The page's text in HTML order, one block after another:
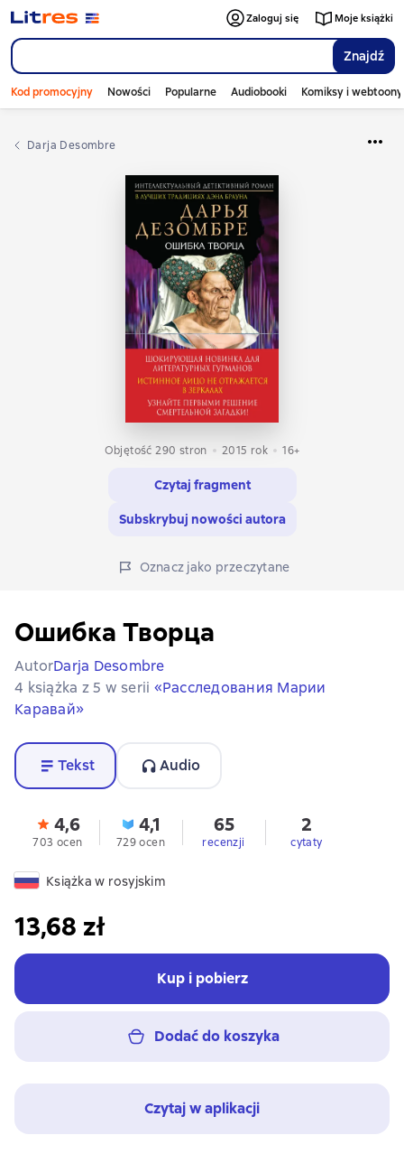
Znajdź
Zaloguj się Moje książki
Kod promocyjny Nowości Popularne Audiobooki Komiksy i webtoony
Darja Desombre
Objętość 290 stron 2015 rok 16+
Czytaj fragment
Subskrybuj nowości autora
Oznacz jako przeczytane
Ошибка Творца
AutorDarja Desombre
4 książka z 5 w serii «Расследования Марии
Каравай»
Tekst Audio
4,6
703 ocen
4,1
729 ocen
65
recenzji
2
cytaty
Książka w rosyjskim
13,68 zł
Kup i pobierz
Dodać do koszyka
Czytaj w aplikacji